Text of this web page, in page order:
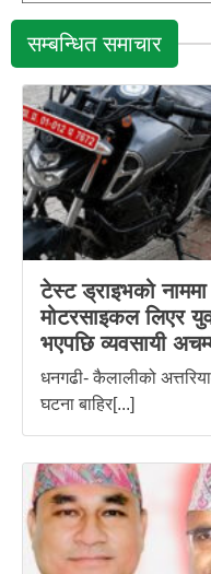
सम्बन्धित समाचार
टेस्ट ड्राइभको
मोटरसाइकल लिएर
भएपछि व्यवसायी
धनगढी- कैलालीको
घटना बाहिर[...]